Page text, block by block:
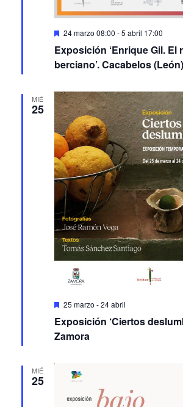
Featured
24 marzo 08:00 -5 abril 17:00
Exposición ‘Enrique Gil. El
berciano’. Cacabelos (León)
MIÉ
25
Featured
25 marzo -24 abril
Exposición ‘Ciertos
Zamora
MIÉ
25